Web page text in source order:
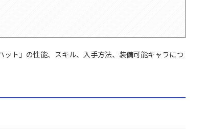
ト」の性能、スキル、入手方法、装備可能キャラにつ